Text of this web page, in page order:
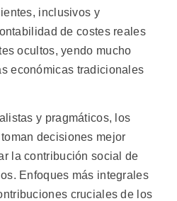
inclusivos y
de costes reales
ocultos, yendo mucho
económicas tradicionales
y pragmáticos, los
decisiones mejor
la contribución social de
Enfoques más integrales
cruciales de los